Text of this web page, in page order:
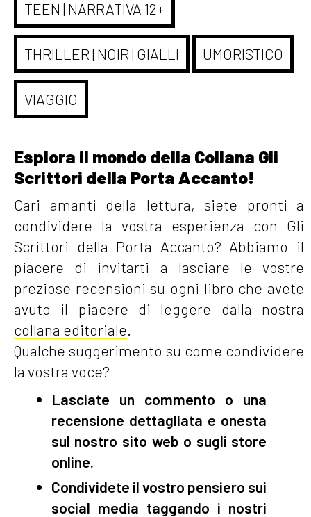
TEEN | NARRATIVA 12+
THRILLER | NOIR | GIALLI UMORISTICO
VIAGGIO
Esplora il mondo della Collana Gli
Scrittori della Porta Accanto!
Cari amanti della lettura, siete pronti a
condividere la vostra esperienza con Gli
Scrittori della Porta Accanto? Abbiamo il
piacere di invitarti a lasciare le vostre
preziose recensioni su ogni libro che avete
avuto il piacere di leggere dalla nostra
collana editoriale
Qualche suggerimento su come condividere
la vostra voce?
Lasciate un commento o una
recensione dettagliata e onesta
sul nostro sito web o sugli store
online.
Condividete il vostro pensiero sui
social media taggando i nostri